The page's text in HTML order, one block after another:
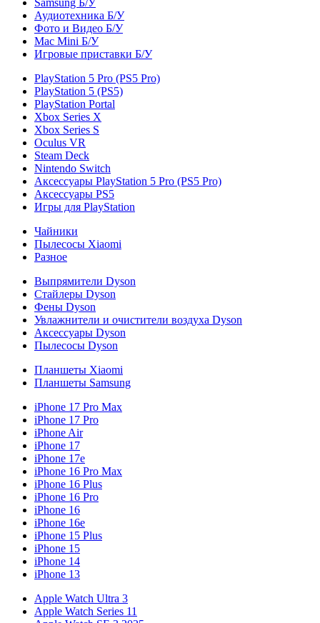
Аудиотехника Б/У
Фото и Видео Б/У
Mac Mini Б/У
Игровые приставки Б/У
PlayStation 5 Pro (PS5 Pro)
PlayStation 5 (PS5)
PlayStation Portal
Xbox Series X
Xbox Series S
Oculus VR
Steam Deck
Nintendo Switch
Аксессуары PlayStation 5 Pro (PS5 Pro)
Аксессуары PS5
Игры для PlayStation
Чайники
Пылесосы Xiaomi
Разное
Выпрямители Dyson
Стайлеры Dyson
Фены Dyson
Увлажнители и очистители воздуха Dyson
Аксессуары Dyson
Пылесосы Dyson
Планшеты Xiaomi
Планшеты Samsung
iPhone 17 Pro Max
iPhone 17 Pro
iPhone Air
iPhone 17
iPhone 17e
iPhone 16 Pro Max
iPhone 16 Plus
iPhone 16 Pro
iPhone 16
iPhone 16e
iPhone 15 Plus
iPhone 15
iPhone 14
iPhone 13
Apple Watch Ultra 3
Apple Watch Series 11